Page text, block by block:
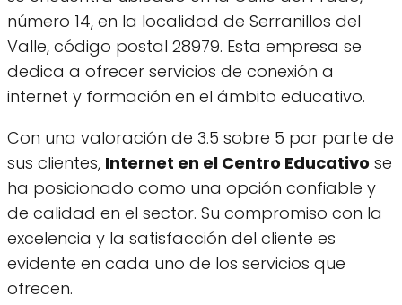
número 14, en la localidad de Serranillos del
Valle, código postal 28979. Esta empresa se
dedica a ofrecer servicios de conexión a
internet y formación en el ámbito educativo.
Con una valoración de 3.5 sobre 5 por parte de
sus clientes, Internet en el Centro Educativo se
ha posicionado como una opción confiable y
de calidad en el sector. Su compromiso con la
excelencia y la satisfacción del cliente es
evidente en cada uno de los servicios que
ofrecen.